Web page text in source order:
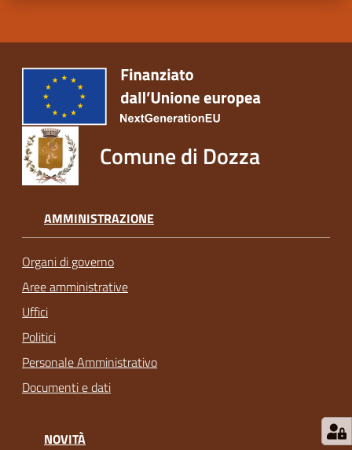
su
Comune di Dozza
AMMINISTRAZIONE
Organi di governo
Aree amministrative
Uffici
Politici
Personale Amministrativo
Documenti e dati
NOVITÀ